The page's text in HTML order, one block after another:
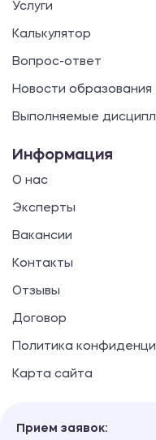
Услуги
Калькулятор
Вопрос-ответ
Новости образования
Выполняемые
Информация
О нас
Эксперты
Вакансии
Контакты
Отзывы
Договор
Политика
Карта сайта
Прием заявок: